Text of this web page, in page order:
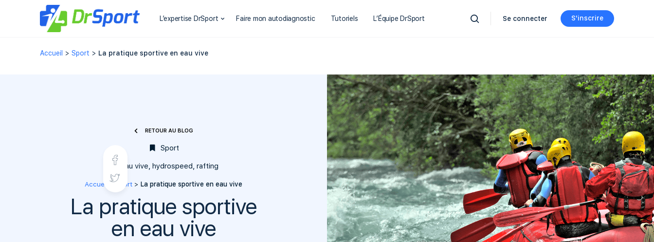
L’expertise DrSport Faire mon autodiagnostic Tutoriels L’Équipe DrSport Se connecter S'inscrire
Accueil > Sport > La pratique sportive en eau vive
RETOUR AU BLOG
Sport
eau vive, hydrospeed, rafting
Accueil >Sport > La pratique sportive en eau vive
La pratique sportive
en eau vive